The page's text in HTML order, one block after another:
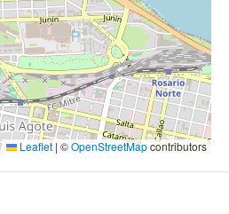
Leaflet | ©OpenStreetMapcontributors